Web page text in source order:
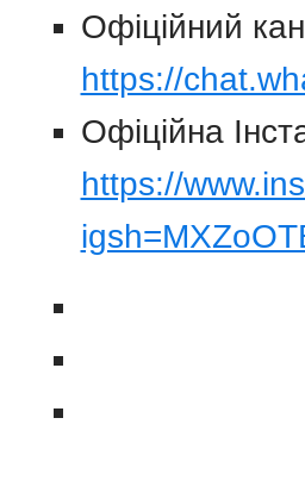
Офіційний
https://
Офіційна
https://